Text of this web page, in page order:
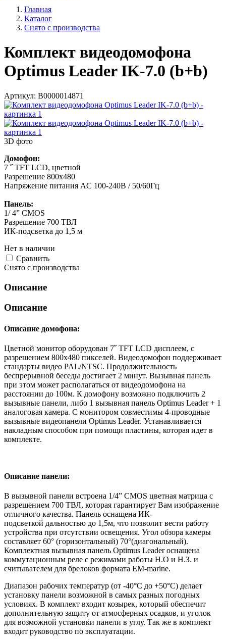
Главная
Каталог
Снято с производства
Комплект видеодомофона
Optimus Leader IK-7.0 (b+b)
Артикул: В0000014871
3D фото
Домофон:
7 ˝ TFT LCD, цветной
Разрешение 800х480
Напряжение питания AC 100-240В / 50/60Гц
Панель:
1/ 4” CMOS
Разрешение 700 ТВЛ
ИК-подсветка до 1,5 м
Нет в наличии
Cравнить
Снято с производства
Описание
Описание
Описание домофона:
Цветной монитор оборудован 7˝ TFT LCD дисплеем, с
разрешением 800х480 пикселей. Видеодомофон поддерживает
стандарты видео PAL/NTSC. Продолжительность
беспрерывной беседы достигает 2 минут. Вызывная панель
при этом может располагаться от видеодомофона на
расстоянии до 100м. К домофону возможно подключить 2
вызывные панели, либо 1 вызывная панель Optimus Leader + 1
аналоговая камера. С монитором совместимы 4-проводные
вызывные видеопанели Optimus Leader. Устанавливается
накладным способом при помощи пластины, которая идет в
комплекте.
Описание панели:
В вызывной панели встроена 1/4” CMOS цветная матрица с
разрешением 700 ТВЛ, которая гарантирует Вам изображение
отличного качества. Панель оснащена ИК-
подсветкой дальностью до 1,5м, что позволит вести работу
устройства при отсутствии освещения. Угол обзора камеры
составляет 60° (горизонтальный) 70°(диагональный).
Комплектная вызывная панель Optimus Leader оснащена
коммутационным реле с режимами работы Н.О и Н.З. и
считывателем для брелоков формата EM-marine.
Диапазон рабочих температур (от -40°С до +50°С) делает
установку панели возможной в самых разных погодных
условиях. В комплект входит козырек, который обеспечит
дополнительную защиту от атмосферных осадков, и уголок
для возможной установки панели в углу. Так же в комплект
входит руководство по эксплуатации.